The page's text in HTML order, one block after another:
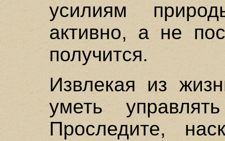
усилиям
активно, а не
получится.
Извлекая из
уметь
Проследите,